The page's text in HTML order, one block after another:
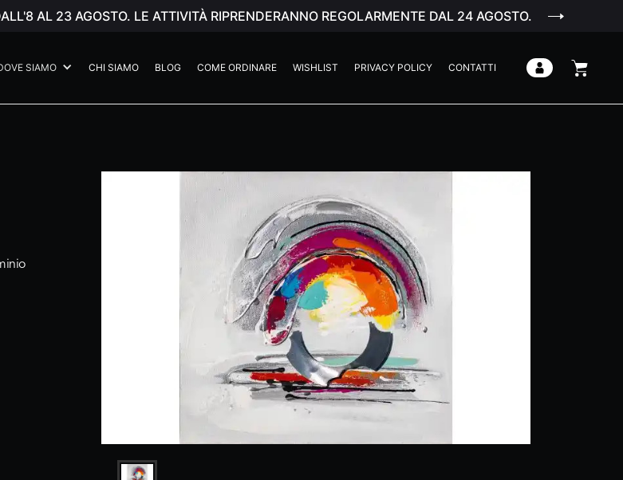
AL 23 AGOSTO. LE ATTIVITÀ RIPRENDERANNO REGOLARMENTE DAL 24 AGOSTO.
SIAMO CHI SIAMO BLOG COME ORDINARE WISHLIST PRIVACY POLICY CONTATTI